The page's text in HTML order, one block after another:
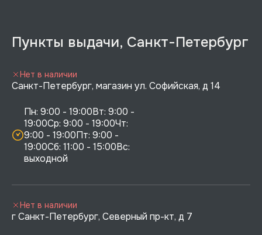
Пункты выдачи, Санкт-Петербург
Санкт-Петербург, магазин ул. Софийская, д 14
Пн: 9:00 - 19:00Вт: 9:00 -
19:00Ср: 9:00 - 19:00Чт:
9:00 - 19:00Пт: 9:00 -
19:00Сб: 11:00 - 15:00Вс:
выходной
Нет в наличии
г Санкт-Петербург, Северный пр-кт, д 7
Нет в наличии